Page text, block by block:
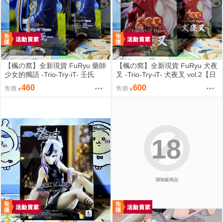
【楓の窩】全新現貨 FuRyu 藥師
少女的獨語 -Trio-Try-iT- 壬氏
【日版】
售價 460
【楓の窩】全新現貨 FuRyu 犬夜
叉 -Trio-Try-iT- 犬夜叉 vol.2【日
版】
售價 600
限制級商品
18